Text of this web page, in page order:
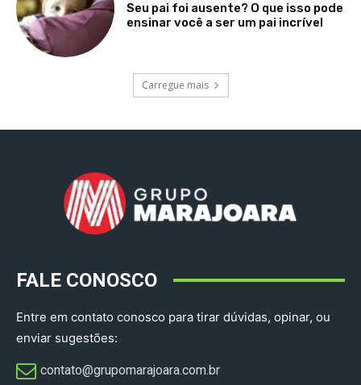
Seu pai foi ausente? O que isso pode
ensinar você a ser um pai incrível
Carregue mais
FALE CONOSCO
Entre em contato conosco para tirar dúvidas, opinar, ou
enviar sugestões:
contato@grupomarajoara.com.br